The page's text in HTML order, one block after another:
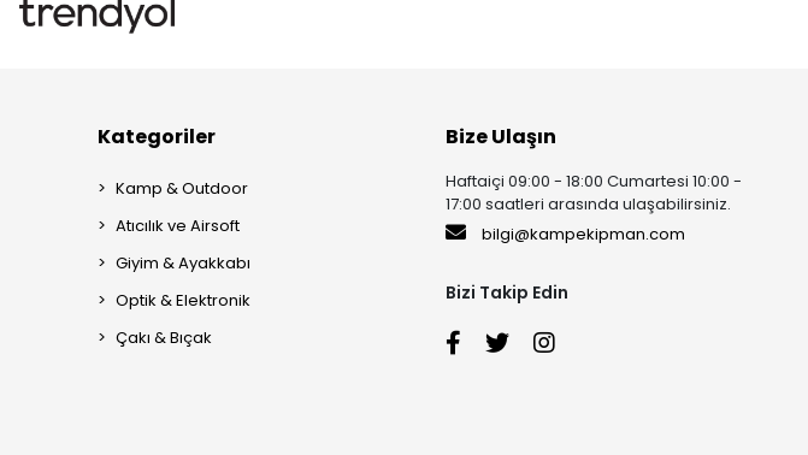
Kategoriler
Kamp & Outdoor
Atıcılık ve Airsoft
Giyim & Ayakkabı
Optik & Elektronik
Çakı & Bıçak
Bize Ulaşın
Haftaiçi 09:00 - 18:00 Cumartesi 10:00 -
17:00 saatleri arasında ulaşabilirsiniz.
bilgi@kampekipman.com
Bizi Takip Edin